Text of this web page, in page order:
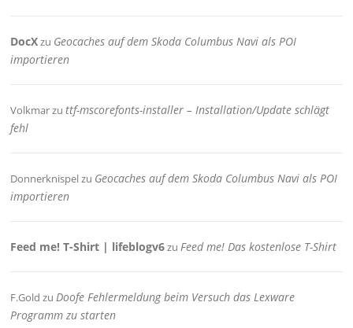
DocXzu Geocaches auf dem Skoda Columbus Navi als POI
importieren
Volkmarzuttf-mscorefonts-installer – Installation/Update schlägt
fehl
Donnerknispelzu Geocaches auf dem Skoda Columbus Navi als POI
importieren
Feed me! T-Shirt | lifeblogv6zu Feed me! Das kostenlose T-Shirt
F.Gold zu Doofe Fehlermeldung beim Versuch das Lexware
Programm zu starten